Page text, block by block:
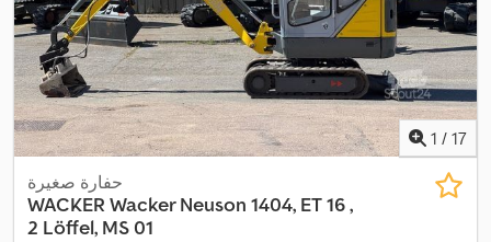
1 / 17
حفارة صغيرة
WACKER Wacker Neuson 1404, ET 16 ,
2 Löffel, MS 01